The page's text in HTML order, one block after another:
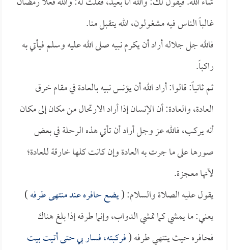
غالباً الناس فيه مشغولون، الله يتقبل منا.
فالله جل جلاله أراد أن يكرم نبيه صلى الله عليه وسلم فيأتي به
راكباً.
ثم ثانياً: قالوا: أراد الله أن يؤنس نبيه بالعادة في مقام خرق
العادة، والعادة: أن الإنسان إذا أراد الارتحال من مكان إلى مكان
أنه يركب، فالله عز وجل أراد أن تأتي هذه الرحلة في بعض
صورها على ما جرت به العادة وإن كانت كلها خارقة للعادة؛
لأنها معجزة.
يقول عليه الصلاة والسلام: (يضع حافره عند منتهى طرفه)
يعني: ما يمشي كما تمشي الدواب، وإنما طرفه إذا بلغ هناك
فحافره حيث ينتهي طرفه (فركبته، فسار بي حتى أتيت بيت